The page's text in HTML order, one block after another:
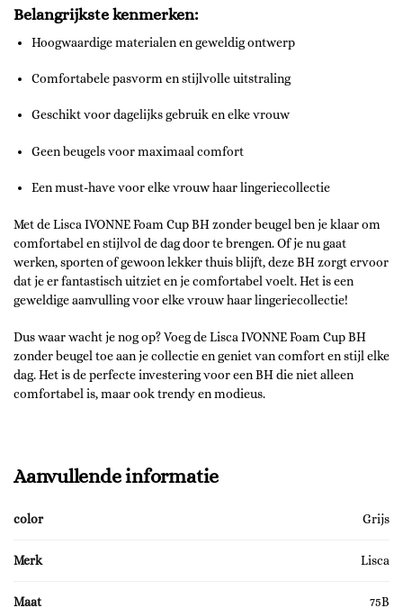
Belangrijkste kenmerken:
Hoogwaardige materialen en geweldig ontwerp
Comfortabele pasvorm en stijlvolle uitstraling
Geschikt voor dagelijks gebruik en elke vrouw
Geen beugels voor maximaal comfort
Een must-have voor elke vrouw haar lingeriecollectie
Met de Lisca IVONNE Foam Cup BH zonder beugel ben je klaar om
comfortabel en stijlvol de dag door te brengen. Of je nu gaat
werken, sporten of gewoon lekker thuis blijft, deze BH zorgt ervoor
dat je er fantastisch uitziet en je comfortabel voelt. Het is een
geweldige aanvulling voor elke vrouw haar lingeriecollectie!
Dus waar wacht je nog op? Voeg de Lisca IVONNE Foam Cup BH
zonder beugel toe aan je collectie en geniet van comfort en stijl elke
dag. Het is de perfecte investering voor een BH die niet alleen
comfortabel is, maar ook trendy en modieus.
Aanvullende informatie
color Grijs
Merk Lisca
Maat 75B